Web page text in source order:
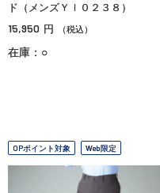
ド（メンズＹＩ０２３８）
15,950 円 （税込）
在庫：○
OPポイント対象 Web限定